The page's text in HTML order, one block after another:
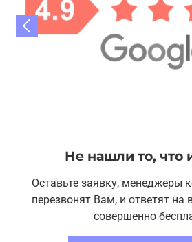
Не нашли то, что
Оставьте заявку, менеджеры
перезвонят Вам, и ответят на
совершенно